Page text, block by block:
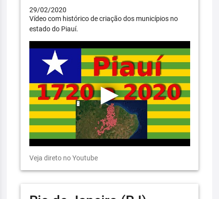
29/02/2020
Vídeo com histórico de criação dos municípios no
estado do Piauí.
Veja direto no Youtube